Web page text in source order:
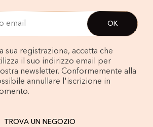
sua registrazione, accetta che
il suo indirizzo email per
newsletter. Conformemente alla
annullare l'iscrizione in
TROVA UN NEGOZIO